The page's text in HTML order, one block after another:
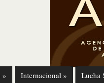
» Internacional » Lucha